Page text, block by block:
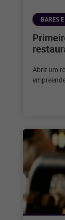
BARES
Abrir um